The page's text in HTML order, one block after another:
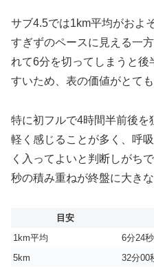
サブ4.5では1km平均がおよ
すぎずのペースに見える一
れて6分を切ってしまうと
すいため、表の価値がとて
特に初フルで4時間半前後を
軽く感じることが多く、呼
く入ってよいと判断しがち
秒の積み重ねが終盤に大きな
目安
1km平均
6分24
5km
32分00